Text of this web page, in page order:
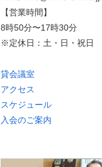
【営業時間】
8時50分〜17時30分
※定休日：土・日・祝日
貸会議室
アクセス
スケジュール
入会のご案内